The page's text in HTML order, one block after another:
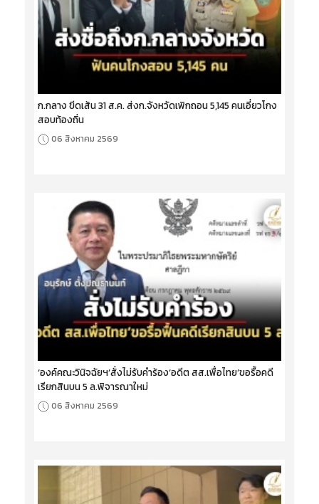
ก.กลาง ขีดเส้น 31 ส.ค. ส่งก.จังหวัดเพิกถอน 5,145 คนเอี่ยวโกง
สอบท้องถิ่น
06 สิงหาคม 2569
‘องค์คณะวินิจฉัยฯ’สั่งไม่รับคำร้อง‘อดีต สส.เพื่อไทย’ขอรื้อคดี
เรียกสินบน 5 ล.พิจารณาใหม่
06 สิงหาคม 2569